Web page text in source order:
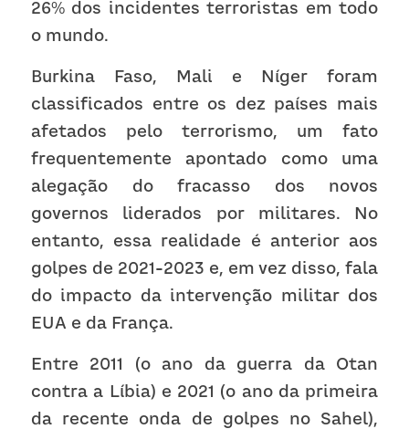
26% dos incidentes terroristas em todo
o mundo.
Burkina Faso, Mali e Níger foram
classificados entre os dez países mais
afetados pelo terrorismo, um fato
frequentemente apontado como uma
alegação do fracasso dos novos
governos liderados por militares. No
entanto, essa realidade é anterior aos
golpes de 2021-2023 e, em vez disso, fala
do impacto da intervenção militar dos
EUA e da França.
Entre 2011 (o ano da guerra da Otan
contra a Líbia) e 2021 (o ano da primeira
da recente onda de golpes no Sahel),